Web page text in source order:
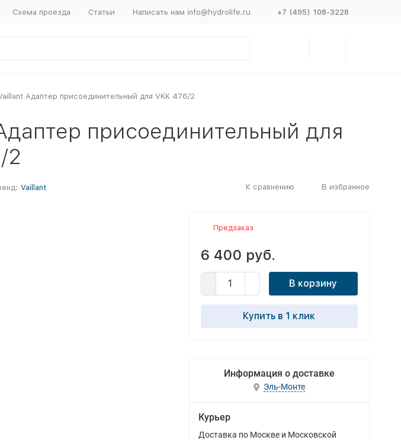
Схема проезда Статьи Написать нам info@hydrolife.ru +7 (495) 108-3228
Адаптер присоединительный для VKK 476/2
присоединительный для
2
Vaillant К сравнению В избранное
Предзаказ
6 400 руб.
В корзину
Купить в 1 клик
Информация о доставке
Эль-Монте
Курьер
Доставка по Москве и Московской